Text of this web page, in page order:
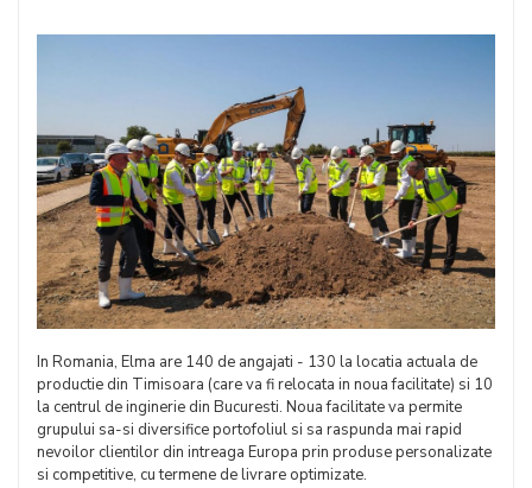
In Romania, Elma are 140 de angajati - 130 la locatia actuala de
productie din Timisoara (care va fi relocata in noua facilitate) si 10
la centrul de inginerie din Bucuresti. Noua facilitate va permite
grupului sa-si diversifice portofoliul si sa raspunda mai rapid
nevoilor clientilor din intreaga Europa prin produse personalizate
si competitive, cu termene de livrare optimizate.